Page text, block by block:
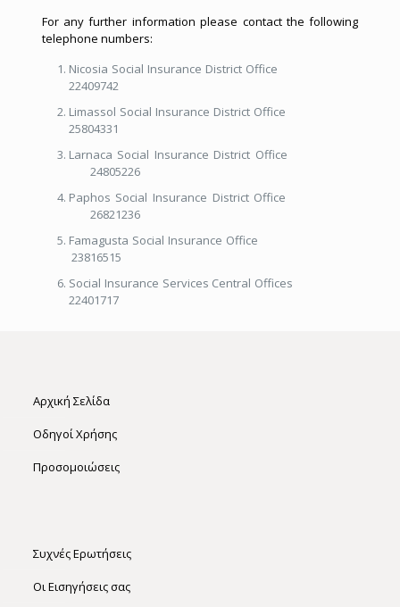
For any further information please contact the following
telephone numbers:
Nicosia Social Insurance District Office
22409742
Limassol Social Insurance District Office
25804331
Larnaca Social Insurance District Office
24805226
Paphos Social Insurance District Office
26821236
Famagusta Social Insurance Office
23816515
Social Insurance Services Central Offices
22401717
Αρχική Σελίδα
Οδηγοί Χρήσης
Προσομοιώσεις
Συχνές Ερωτήσεις
Οι Εισηγήσεις σας